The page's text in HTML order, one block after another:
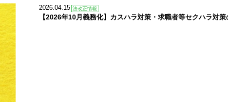
2026.04.15 法改正情報
【2026年10月義務化】カスハラ対策・求職者等セクハラ対